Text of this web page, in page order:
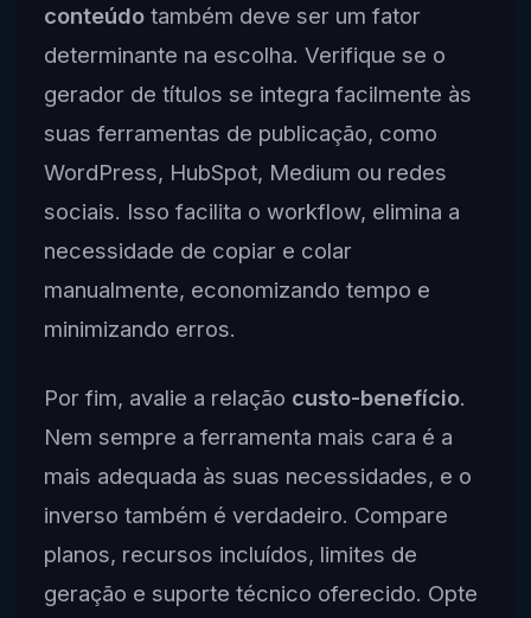
conteúdotambém deve ser um fator
determinante na escolha. Verifique se o
gerador de títulos se integra facilmente às
suas ferramentas de publicação, como
WordPress, HubSpot, Medium ou redes
sociais. Isso facilita o workflow, elimina a
necessidade de copiar e colar
manualmente, economizando tempo e
minimizando erros.
Por fim, avalie a relação custo-benefício.
Nem sempre a ferramenta mais cara é a
mais adequada às suas necessidades, e o
inverso também é verdadeiro. Compare
planos, recursos incluídos, limites de
geração e suporte técnico oferecido. Opte